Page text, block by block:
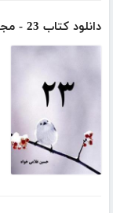
دانلود کتاب 23 - مجموعه شعر